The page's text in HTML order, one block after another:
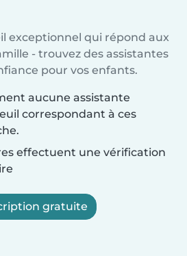
exceptionnel qui répond aux
- trouvez des assistantes
pour vos enfants.
aucune assistante
correspondant à ces
effectuent une vérification
gratuite